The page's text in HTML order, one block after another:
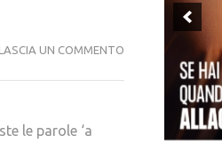
UN COMMENTOA.U.F.V.,
PRESIDENTE
le parole ‘a